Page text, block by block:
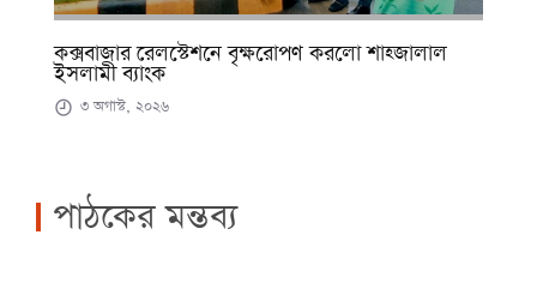
কক্সবাজার রেলস্টেশনে বৃক্ষরোপণ করলো শাহ্জালাল
ইসলামী ব্যাংক
৩ অগাস্ট, ২০২৬
পাঠকের মন্তব্য